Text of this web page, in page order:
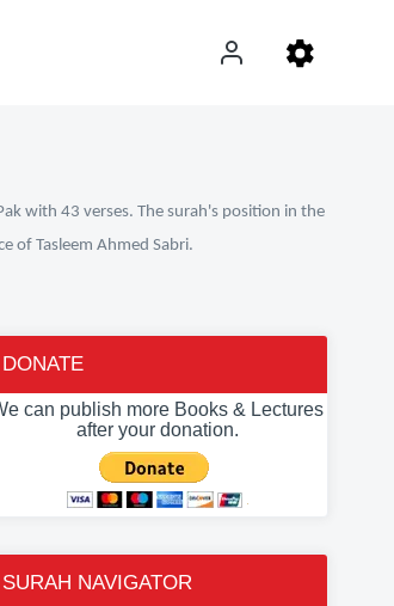
with 43 verses. The surah's position in the
of Tasleem Ahmed Sabri.
DONATE
can publish more Books & Lectures
after your donation.
SURAH NAVIGATOR